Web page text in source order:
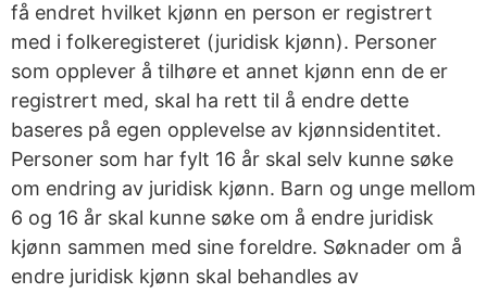
få endret hvilket kjønn en person er registrert
med i folkeregisteret (juridisk kjønn). Personer
som opplever å tilhøre et annet kjønn enn de er
registrert med, skal ha rett til å endre dette
baseres på egen opplevelse av kjønnsidentitet.
Personer som har fylt 16 år skal selv kunne søke
om endring av juridisk kjønn. Barn og unge mellom
6 og 16 år skal kunne søke om å endre juridisk
kjønn sammen med sine foreldre. Søknader om å
endre juridisk kjønn skal behandles av